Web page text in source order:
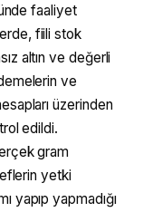
faaliyet
fiili stok
altın ve değerli
ve
üzerinden
edildi.
gram
yetki
yapıp yapmadığı